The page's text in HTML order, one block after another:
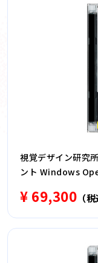
視覚デザイン研究
ント Windows
¥ 69,300 （税